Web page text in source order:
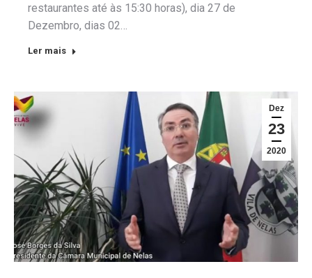
restaurantes até às 15:30 horas), dia 27 de
Dezembro, dias 02…
Ler mais
Dez
23
2020